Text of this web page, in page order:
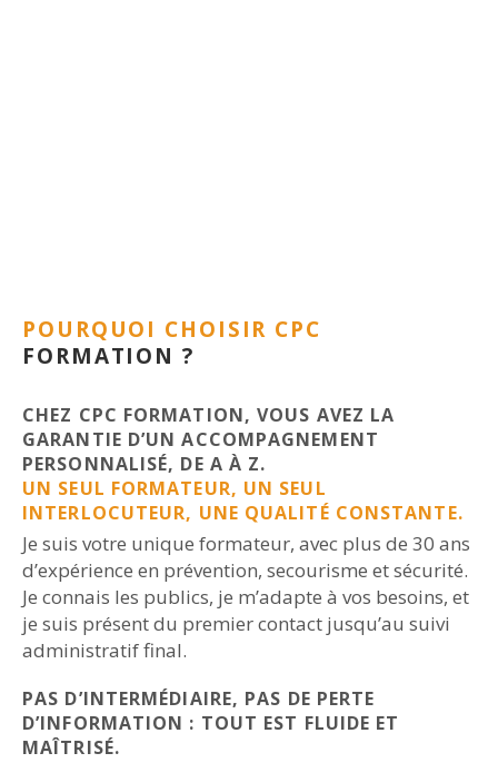
POURQUOI CHOISIR CPC
FORMATION ?
CHEZ CPC FORMATION, VOUS AVEZ LA
GARANTIE D’UN ACCOMPAGNEMENT
PERSONNALISÉ, DE A À Z.
UN SEUL FORMATEUR, UN SEUL
INTERLOCUTEUR, UNE QUALITÉ CONSTANTE.
Je suis votre unique formateur, avec plus de 30 ans
d’expérience en prévention, secourisme et sécurité.
Je connais les publics, je m’adapte à vos besoins, et
je suis présent du premier contact jusqu’au suivi
administratif final.
PAS D’INTERMÉDIAIRE, PAS DE PERTE
D’INFORMATION : TOUT EST FLUIDE ET
MAÎTRISÉ.